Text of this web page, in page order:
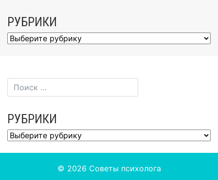
РУБРИКИ
Рубрики
РУБРИКИ
Рубрики
© 2026 Советы психолога